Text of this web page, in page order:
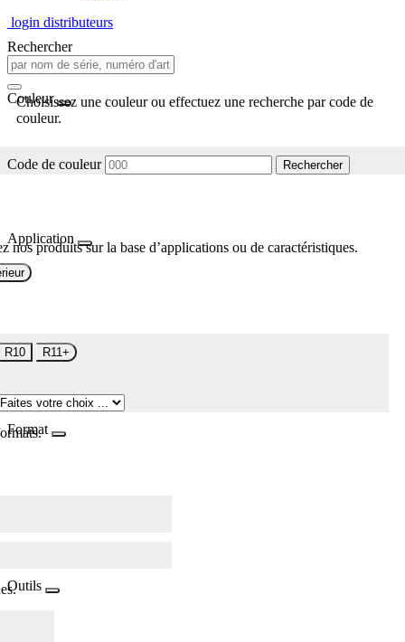
login distributeurs
Rechercher
Couleur
Choisissez une couleur ou effectuez une recherche par code de
couleur.
Code de couleur Rechercher
Application
nos produits sur la base d’applications ou de caractéristiques.
R10 R11+
Format
Outils